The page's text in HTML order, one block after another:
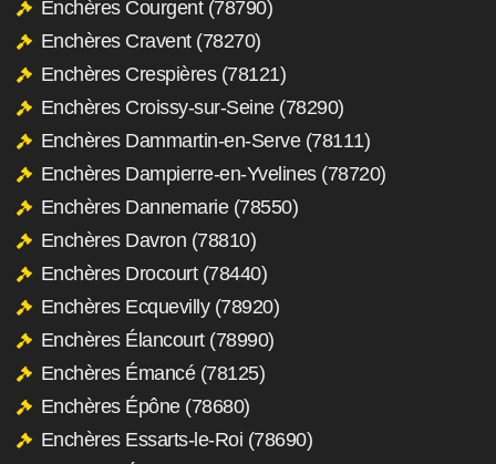
Enchères Courgent (78790)
Enchères Cravent (78270)
Enchères Crespières (78121)
Enchères Croissy-sur-Seine (78290)
Enchères Dammartin-en-Serve (78111)
Enchères Dampierre-en-Yvelines (78720)
Enchères Dannemarie (78550)
Enchères Davron (78810)
Enchères Drocourt (78440)
Enchères Ecquevilly (78920)
Enchères Élancourt (78990)
Enchères Émancé (78125)
Enchères Épône (78680)
Enchères Essarts-le-Roi (78690)